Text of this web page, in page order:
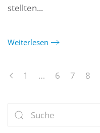
stellten...
Weiterlesen
1 … 6 7 8